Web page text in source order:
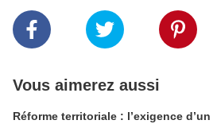
Vous aimerez aussi
Réforme territoriale : l’exigence d’un